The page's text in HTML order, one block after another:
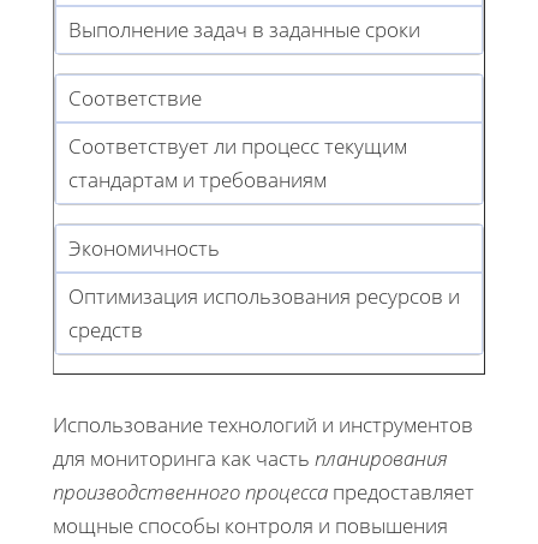
Выполнение задач в заданные сроки
Соответствие
Соответствует ли процесс текущим
стандартам и требованиям
Экономичность
Оптимизация использования ресурсов и
средств
Использование технологий и инструментов
для мониторинга как часть планирования
производственного процесса предоставляет
мощные способы контроля и повышения